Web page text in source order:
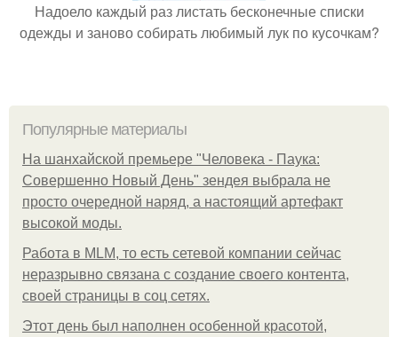
Надоело каждый раз листать бесконечные списки
одежды и заново собирать любимый лук по кусочкам?
Популярные материалы
На шанхайской премьере "Человека - Паука:
Совершенно Новый День" зендея выбрала не
просто очередной наряд, а настоящий артефакт
высокой моды.
Работа в MLM, то есть сетевой компании сейчас
неразрывно связана с создание своего контента,
своей страницы в соц сетях.
Этот день был наполнен особенной красотой,